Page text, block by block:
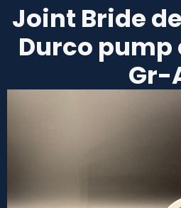
Joint Bride
Durco
Gr-